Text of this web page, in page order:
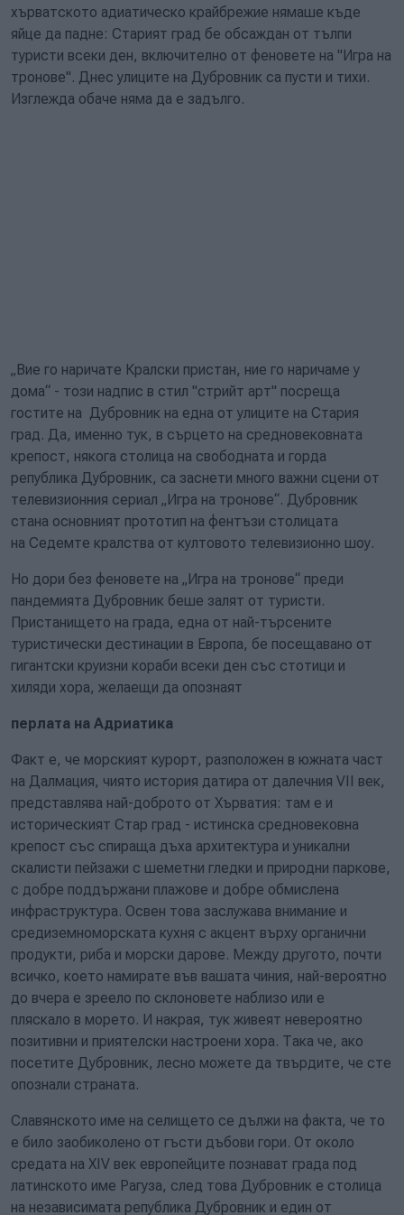
хърватското адиатическо крайбрежие нямаше къде
яйце да падне: Старият град бе обсаждан от тълпи
туристи всеки ден, включително от феновете на "Игра на
тронове". Днес улиците на Дубровник са пусти и тихи.
Изглежда обаче няма да е задълго.
„Вие го наричате Кралски пристан, ние го наричаме у
дома“ - този надпис в стил "стрийт арт" посреща
гостите на Дубровник на една от улиците на Стария
град. Да, именно тук, в сърцето на средновековната
крепост, някога столица на свободната и горда
република Дубровник, са заснети много важни сцени от
телевизионния сериал „Игра на тронове“. Дубровник
стана основният прототип на фентъзи столицата
на Седемте кралства от култовото телевизионно шоу.
Но дори без феновете на „Игра на тронове“ преди
пандемията Дубровник беше залят от туристи.
Пристанището на града, една от най-търсените
туристически дестинации в Европа, бе посещавано от
гигантски круизни кораби всеки ден със стотици и
хиляди хора, желаещи да опознаят
перлата на Адриатика
Факт е, че морският курорт, разположен в южната част
на Далмация, чиято история датира от далечния VII век,
представлява най-доброто от Хърватия: там е и
историческият Стар град - истинска средновековна
крепост със спираща дъха архитектура и уникални
скалисти пейзажи с шеметни гледки и природни паркове,
с добре поддържани плажове и добре обмислена
инфраструктура. Освен това заслужава внимание и
средиземноморската кухня с акцент върху органични
продукти, риба и морски дарове. Между другото, почти
всичко, което намирате във вашата чиния, най-вероятно
до вчера е зреело по склоновете наблизо или е
пляскало в морето. И накрая, тук живеят невероятно
позитивни и приятелски настроени хора. Така че, ако
посетите Дубровник, лесно можете да твърдите, че сте
опознали страната.
Славянското име на селището се дължи на факта, че то
е било заобиколено от гъсти дъбови гори. От около
средата на XIV век европейците познават града под
латинското име Рагуза, след това Дубровник е столица
на независимата република Дубровник и един от